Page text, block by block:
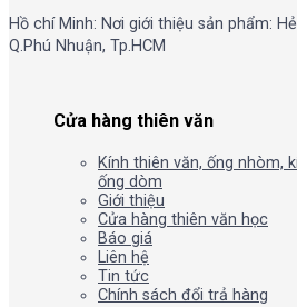
Hồ chí Minh: Nơi giới thiệu sản phẩm:
Q.Phú Nhuận, Tp.HCM
Cửa hàng thiên văn
Kính thiên văn, ống nhòm,
ống dòm
Giới thiệu
Cửa hàng thiên văn học
Báo giá
Liên hệ
Tin tức
Chính sách đổi trả hàng